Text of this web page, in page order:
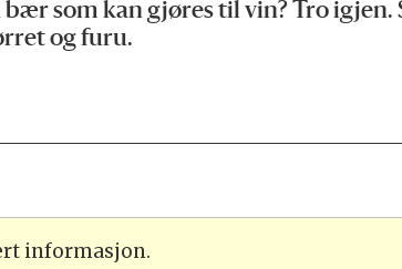
som kan gjøres til vin? Tro igjen.
og furu.
informasjon.